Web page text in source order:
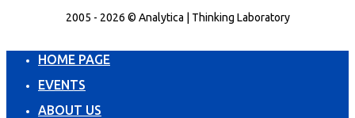
2005 - 2026 © Analytica | Thinking Laboratory
HOME PAGE
EVENTS
ABOUT US